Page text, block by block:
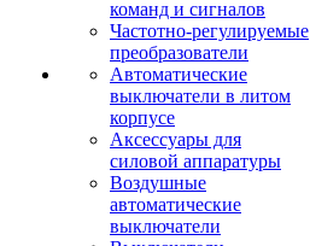
команд и сигналов
Частотно-регулируемые
преобразователи
Автоматические
выключатели в литом
корпусе
Аксессуары для
силовой аппаратуры
Воздушные
автоматические
выключатели